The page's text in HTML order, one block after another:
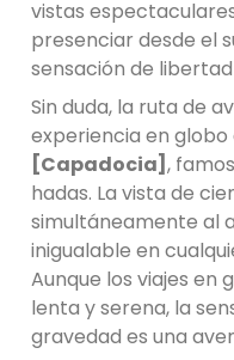
vistas
presenciar desde el
sensación de
Sin duda, la ruta de
experiencia en
[Capadocia],
hadas. La vista de
simultáneamente al
inigualable en
Aunque los viajes en
lenta y serena, la
gravedad es una